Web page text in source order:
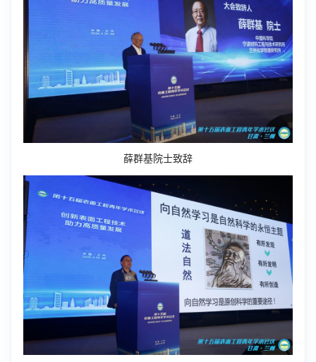
薛群基院士致辞